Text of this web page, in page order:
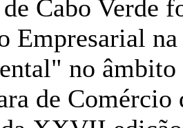
Cabo Verde
Empresarial
no
de Comércio